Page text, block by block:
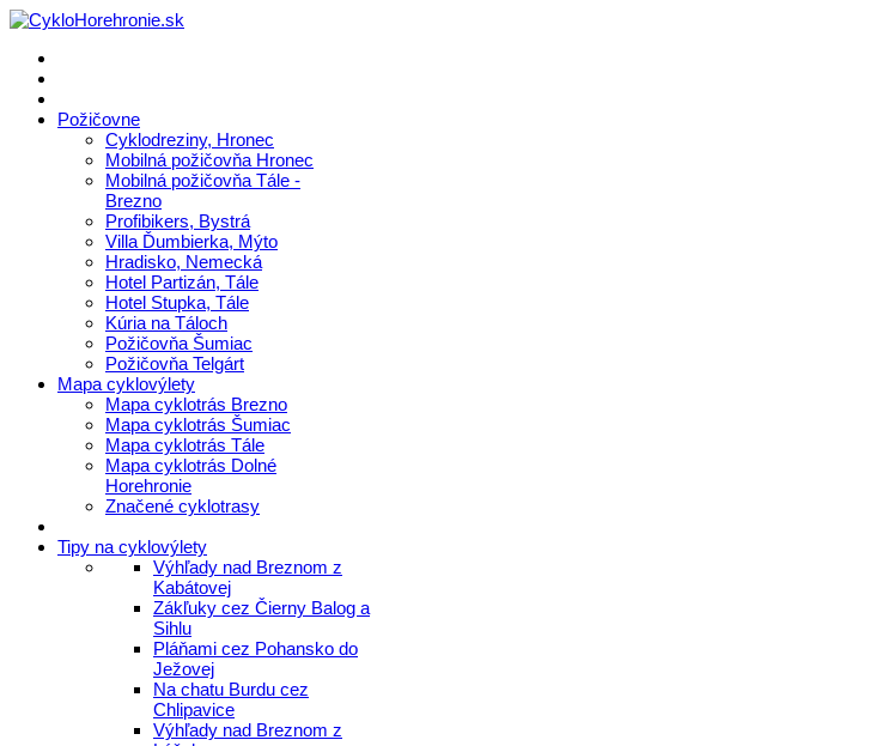
Požičovne
Cyklodreziny, Hronec
Mobilná požičovňa Hronec
Mobilná požičovňa Tále -
Brezno
Profibikers, Bystrá
Villa Ďumbierka, Mýto
Hradisko, Nemecká
Hotel Partizán, Tále
Hotel Stupka, Tále
Kúria na Táloch
Požičovňa Šumiac
Požičovňa Telgárt
Mapa cyklovýlety
Mapa cyklotrás Brezno
Mapa cyklotrás Šumiac
Mapa cyklotrás Tále
Mapa cyklotrás Dolné
Horehronie
Značené cyklotrasy
Tipy na cyklovýlety
Výhľady nad Breznom z
Kabátovej
Zákľuky cez Čierny Balog a
Sihlu
Pláňami cez Pohansko do
Ježovej
Na chatu Burdu cez
Chlipavice
Výhľady nad Breznom z